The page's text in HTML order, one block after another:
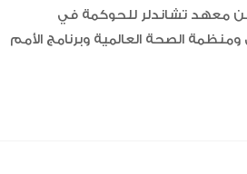
عن معهد تشاندلر للحوكمة في
الصحة العالمية وبرنامج الأمم